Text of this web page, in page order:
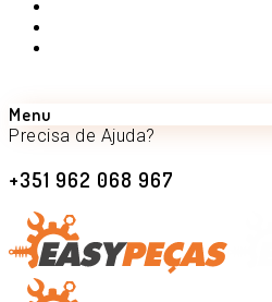
Menu
Precisa de Ajuda?
+351 962 068 967